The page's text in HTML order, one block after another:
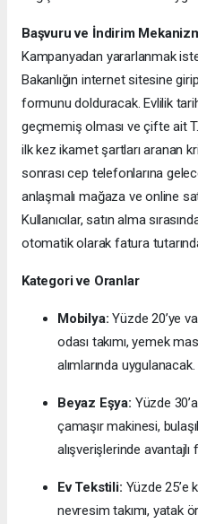
Başvuru ve İndirim
Kampanyadan yararlanmak
Bakanlığın internet sitesine
formunu dolduracak. Evlilik
geçmemiş olması ve çifte ait
ilk kez ikamet şartları aranan
sonrası cep telefonlarına
anlaşmalı mağaza ve online
Kullanıcılar, satın alma
otomatik olarak fatura
Kategori ve Oranlar
Mobilya: Yüzde 20’ye
odası takımı, yemek
alımlarında uygulanacak.
Beyaz Eşya: Yüzde
çamaşır makinesi,
alışverişlerinde
Ev Tekstili: Yüzde 25’e
nevresim takımı, yatak